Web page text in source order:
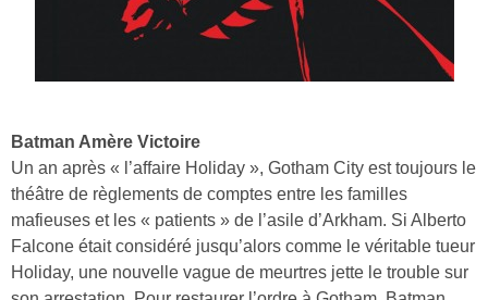
Batman Amère Victoire
Un an après « l’affaire Holiday », Gotham City est toujours le
théâtre de règlements de comptes entre les familles
mafieuses et les « patients » de l’asile d’Arkham. Si Alberto
Falcone était considéré jusqu’alors comme le véritable tueur
Holiday, une nouvelle vague de meurtres jette le trouble sur